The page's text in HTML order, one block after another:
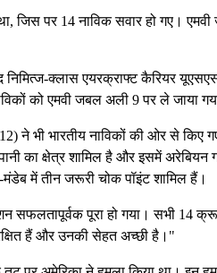
जिस पर 14 नाविक सवार हो गए।
क्लास एयरक्राफ्ट कैरियर
को एमवी जबल अली 9 पर ले जाया
ने भी भारतीय नाविकों की ओर से किए
का क्षेत्र शामिल है और इसमें
में तीन जरूरी चोक पॉइंट शामिल हैं।
सफलतापूर्वक पूरा हो गया। सभी 14 क्रू
हैं और उनकी सेहत अच्छी है।"